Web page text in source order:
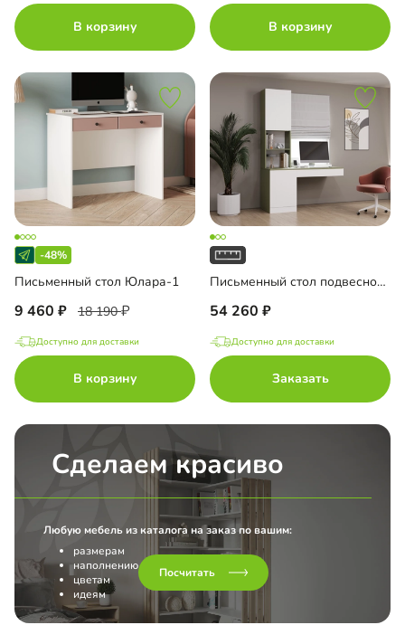
В корзину В корзину
-48%
Письменный стол Юлара-1
9 460 18 190
Доступно для доставки
В корзину
Письменный стол подвесной Мобаро-5
54 260
Доступно для доставки
Заказать
Сделаем красиво
Любую мебель из каталога на заказ по вашим:
размерам
наполнению
цветам
идеям
Посчитать